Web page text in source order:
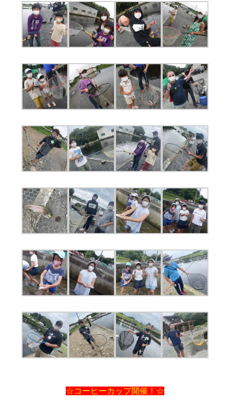
☆コーヒーカップ開催！☆